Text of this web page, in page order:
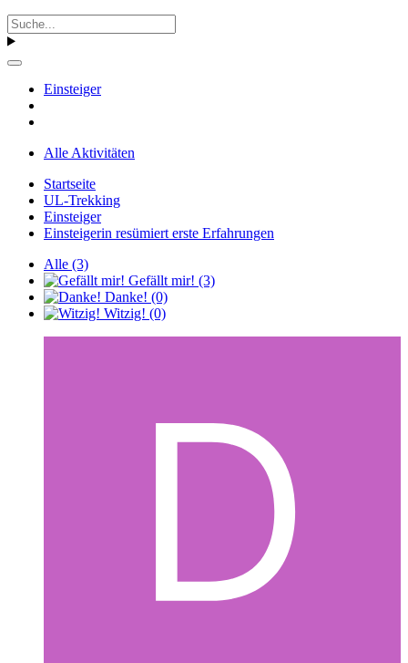
Einsteiger
Alle Aktivitäten
Startseite
UL-Trekking
Einsteiger
Einsteigerin resümiert erste Erfahrungen
Alle (3)
Gefällt mir! (3)
Danke! (0)
Witzig! (0)